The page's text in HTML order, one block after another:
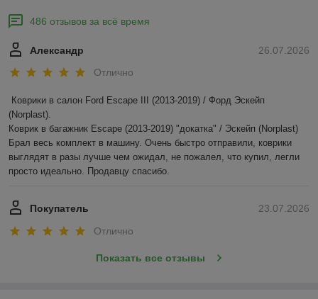
486 отзывов за всё время
26.07.2026
Александр
Отлично
Коврики в салон Ford Escape III (2013-2019) / Форд Эскейп
(Norplast).
Коврик в багажник Escape (2013-2019) "докатка" / Эскейп (Norplast)
Брал весь комплект в машину. Очень быстро отправили, коврики
выглядят в разы лучше чем ожидал, не пожалел, что купил, легли
просто идеально. Продавцу спасибо.
23.07.2026
Покупатель
Отлично
Показать все отзывы